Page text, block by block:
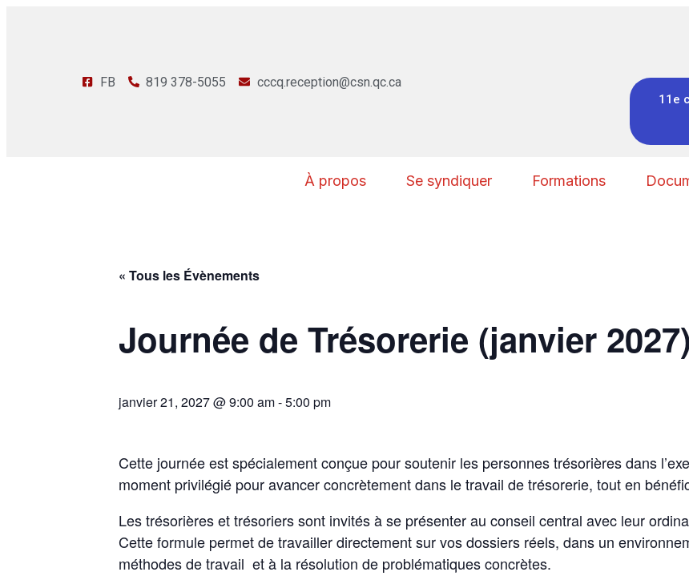
FB 819 378-5055 cccq.reception@csn.qc.ca
11e
À propos Se syndiquer Formations
« Tous les Évènements
Journée de Trésorerie (janvier 2027)
janvier 21, 2027 @ 9:00 am-5:00 pm
Cette journée est spécialement conçue pour soutenir les personnes trésorières dans
moment privilégié pour avancer concrètement dans le travail de trésorerie, tout en
Les trésorières et trésoriers sont invités à se présenter au conseil central avec leur
Cette formule permet de travailler directement sur vos dossiers réels, dans un
méthodes de travail et à la résolution de problématiques concrètes.